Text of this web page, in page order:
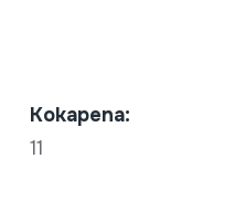
Kokapena:
11